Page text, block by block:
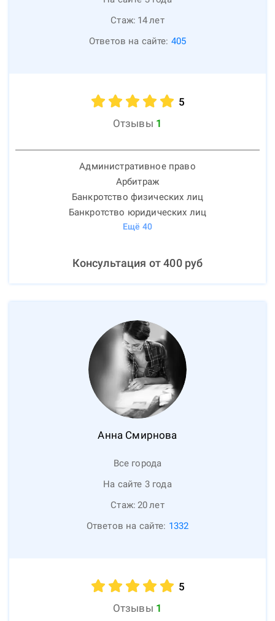
Стаж: 14лет
Ответов на сайте: 405
5
Отзывы 1
Административное право
Арбитраж
Банкротство физических лиц
Банкротство юридических лиц
Ещё 40
Консультация от400руб
Анна Смирнова
Все города
На сайте 3 года
Стаж: 20лет
Ответов на сайте: 1332
5
Отзывы 1